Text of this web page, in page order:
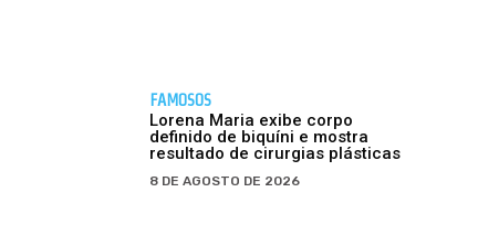
FAMOSOS
Lorena Maria exibe corpo
definido de biquíni e mostra
resultado de cirurgias plásticas
8 DE AGOSTO DE 2026